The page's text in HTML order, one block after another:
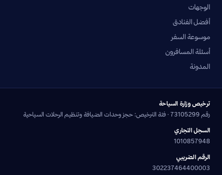
الوجهات
أفضل الفنادق
موسوعة السفر
أسئلة المسافرون
المدونة
ترخيص وزارة السياحة
رقم 73105299 · فئة الترخيص: حجز وحدات الضيافة وتنظيم الرحلات السياحية
السجل التجاري
1010857948
الرقم الضريبي
302237464400003